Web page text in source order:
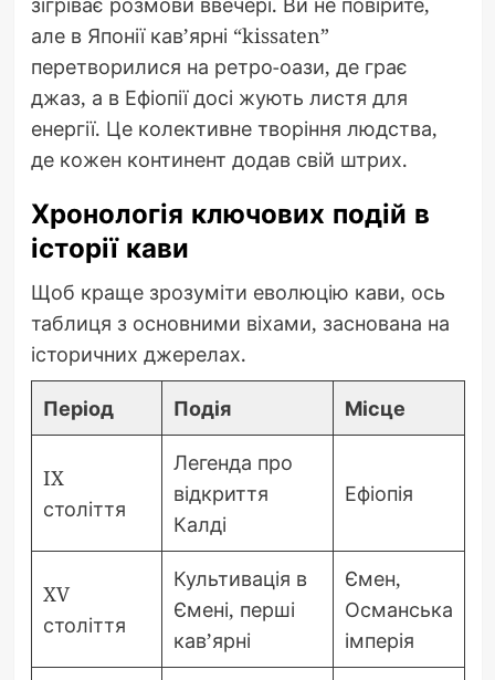
але в Японії кав’ярні “kissaten”
перетворилися на ретро-оази, де грає
джаз, а в Ефіопії досі жують листя для
енергії. Це колективне творіння людства,
де кожен континент додав свій штрих.
Хронологія ключових подій в
історії кави
Щоб краще зрозуміти еволюцію кави, ось
таблиця з основними віхами, заснована на
історичних джерелах.
Період Подія Місце
IX
століття
Легенда про
відкриття
Калді
Ефіопія
XV
століття
Культивація в
Ємені, перші
кав’ярні
Ємен,
Османська
імперія